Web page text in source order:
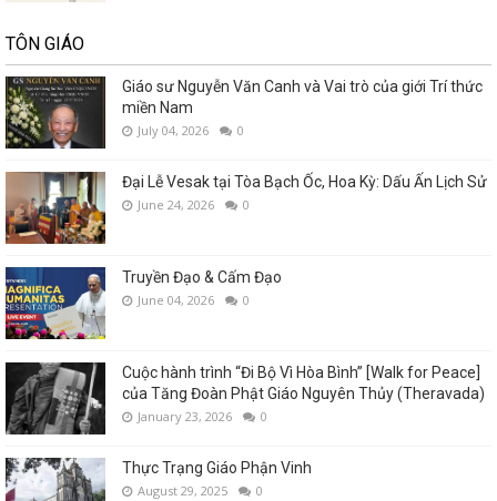
TÔN GIÁO
Giáo sư Nguyễn Văn Canh và Vai trò của giới Trí thức
miền Nam
July 04, 2026 0
Đại Lễ Vesak tại Tòa Bạch Ốc, Hoa Kỳ: Dấu Ấn Lịch Sử
June 24, 2026 0
Truyền Đạo & Cấm Đạo
June 04, 2026 0
Cuộc hành trình “Đi Bộ Vì Hòa Bình” [Walk for Peace]
của Tăng Đoàn Phật Giáo Nguyên Thủy (Theravada)
January 23, 2026 0
Thực Trạng Giáo Phận Vinh
August 29, 2025 0